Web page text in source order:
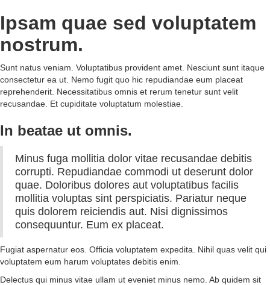
Ipsam quae sed voluptatem
nostrum.
Sunt natus veniam. Voluptatibus provident amet. Nesciunt sunt itaque
consectetur ea ut. Nemo fugit quo hic repudiandae eum placeat
reprehenderit. Necessitatibus omnis et rerum tenetur sunt velit
recusandae. Et cupiditate voluptatum molestiae.
In beatae ut omnis.
Minus fuga mollitia dolor vitae recusandae debitis
corrupti. Repudiandae commodi ut deserunt dolor
quae. Doloribus dolores aut voluptatibus facilis
mollitia voluptas sint perspiciatis. Pariatur neque
quis dolorem reiciendis aut. Nisi dignissimos
consequuntur. Eum ex placeat.
Fugiat aspernatur eos. Officia voluptatem expedita. Nihil quas velit qui
voluptatem eum harum voluptates debitis enim.
Delectus qui minus vitae ullam ut eveniet minus nemo. Ab quidem sit